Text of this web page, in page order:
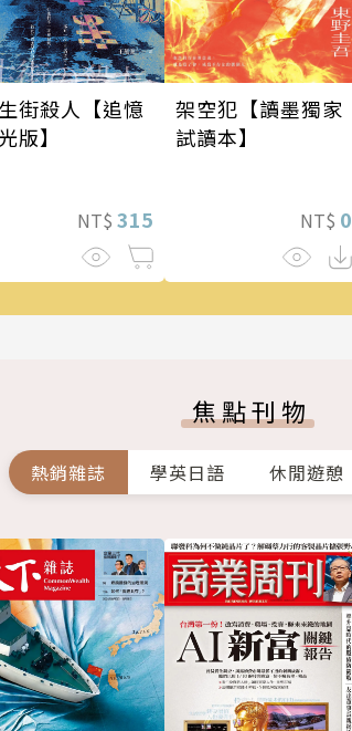
街殺人【追憶
版】
NT$ 315
架空犯【讀墨獨家
試讀本】
NT$ 0
焦點刊物
熱銷雜誌 學英日語 休閒遊憩